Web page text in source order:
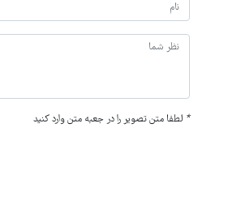
* لطفا متن تصویر را در جعبه متن وارد کنید